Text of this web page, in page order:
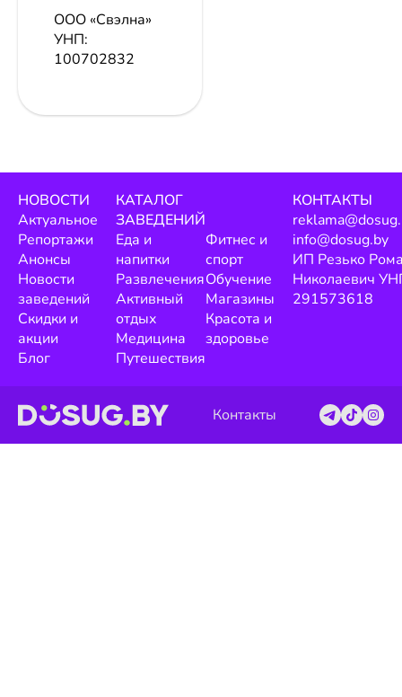
ООО «Свэлна»
УНП:
100702832
НОВОСТИ
Актуальное
Репортажи
Анонсы
Новости
заведений
Скидки и
акции
Блог
КАТАЛОГ
ЗАВЕДЕНИЙ
Еда и
напитки
Развлечения
Активный
отдых
Медицина
Путешествия
Фитнес и
спорт
Обучение
Магазины
Красота и
здоровье
КОНТАКТЫ
info@dosug.by
ИП Резько
Николаевич
291573618
Контакты